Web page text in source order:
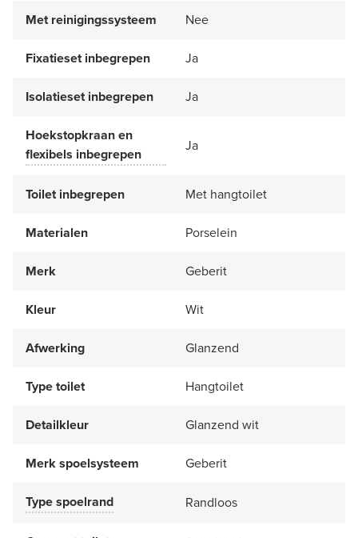
Met reinigingssysteem Nee
Fixatieset inbegrepen Ja
Isolatieset inbegrepen Ja
Hoekstopkraan en
flexibels inbegrepen
Ja
Toilet inbegrepen Met hangtoilet
Materialen Porselein
Merk Geberit
Kleur Wit
Afwerking Glanzend
Type toilet Hangtoilet
Detailkleur Glanzend wit
Merk spoelsysteem Geberit
Type spoelrand Randloos